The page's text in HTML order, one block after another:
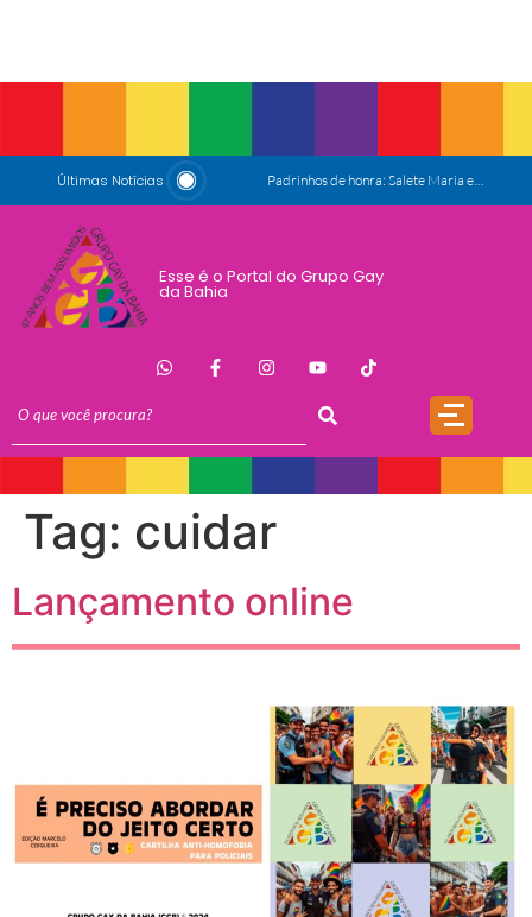
Últimas Notícias Padrinhos de honra: Salete Maria e Luiz Mott
O Antígeno do Estigma
Trincheira
Doação
Mãos, Mitos e Mapas
Quando a coragem ocupa a cadeira
Evolução no Concurso Rainha do Carnaval de Salvador
Salvador celebra a diversidade na 28ª edição do Concurso Nacional de Fantasia Gay e o 5º Rainha LGBTrans
Já é Carnaval, essência da hospitalidade
Empreendedorismo LGBT+
Empodere-se!
São Sebastião Santo Mártir Patrono dos Gays
Esse é o Portal do Grupo Gay
da Bahia
Tag: cuidar
Lançamento online